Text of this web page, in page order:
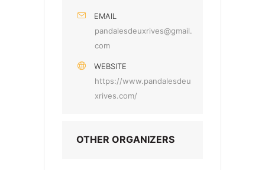
EMAIL
pandalesdeuxrives@gmail.
com
WEBSITE
https://www.pandalesdeu
xrives.com/
OTHER ORGANIZERS